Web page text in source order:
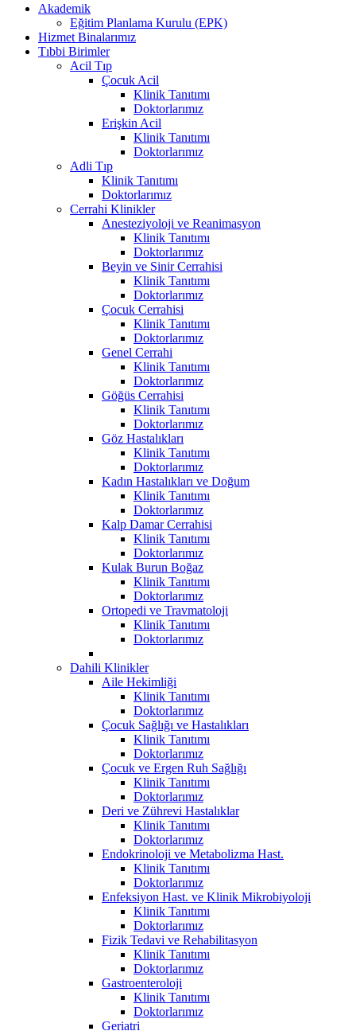
Akademik
Eğitim Planlama Kurulu (EPK)
Hizmet Binalarımız
Tıbbi Birimler
Acil Tıp
Çocuk Acil
Klinik Tanıtımı
Doktorlarımız
Erişkin Acil
Klinik Tanıtımı
Doktorlarımız
Adli Tıp
Klinik Tanıtımı
Doktorlarımız
Cerrahi Klinikler
Anesteziyoloji ve Reanimasyon
Klinik Tanıtımı
Doktorlarımız
Beyin ve Sinir Cerrahisi
Klinik Tanıtımı
Doktorlarımız
Çocuk Cerrahisi
Klinik Tanıtımı
Doktorlarımız
Genel Cerrahi
Klinik Tanıtımı
Doktorlarımız
Göğüs Cerrahisi
Klinik Tanıtımı
Doktorlarımız
Göz Hastalıkları
Klinik Tanıtımı
Doktorlarımız
Kadın Hastalıkları ve Doğum
Klinik Tanıtımı
Doktorlarımız
Kalp Damar Cerrahisi
Klinik Tanıtımı
Doktorlarımız
Kulak Burun Boğaz
Klinik Tanıtımı
Doktorlarımız
Ortopedi ve Travmatoloji
Klinik Tanıtımı
Doktorlarımız
Dahili Klinikler
Aile Hekimliği
Klinik Tanıtımı
Doktorlarımız
Çocuk Sağlığı ve Hastalıkları
Klinik Tanıtımı
Doktorlarımız
Çocuk ve Ergen Ruh Sağlığı
Klinik Tanıtımı
Doktorlarımız
Deri ve Zührevi Hastalıklar
Klinik Tanıtımı
Doktorlarımız
Endokrinoloji ve Metabolizma Hast.
Klinik Tanıtımı
Doktorlarımız
Enfeksiyon Hast. ve Klinik Mikrobiyoloji
Klinik Tanıtımı
Doktorlarımız
Fizik Tedavi ve Rehabilitasyon
Klinik Tanıtımı
Doktorlarımız
Gastroenteroloji
Klinik Tanıtımı
Doktorlarımız
Geriatri